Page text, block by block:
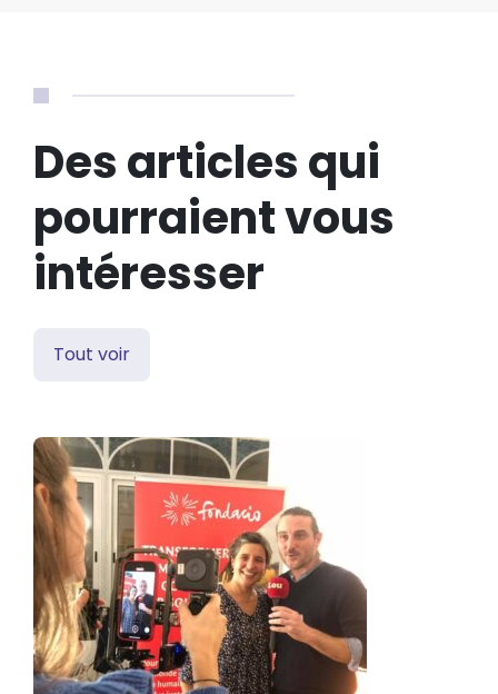
Des articles qui
pourraient vous
intéresser
Tout voir